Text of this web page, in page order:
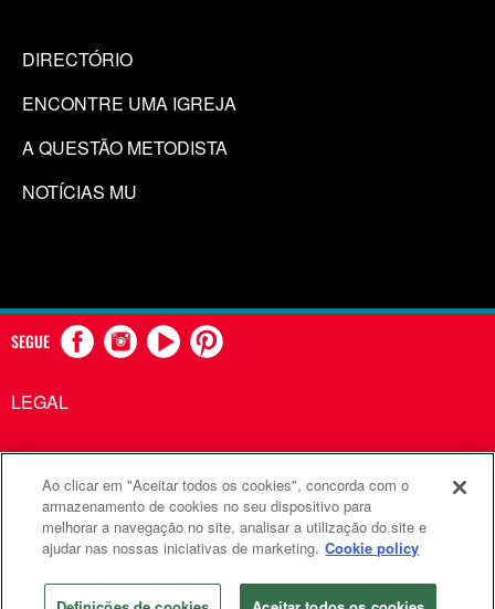
DIRECTÓRIO
ENCONTRE UMA IGREJA
A QUESTÃO METODISTA
NOTÍCIAS MU
SEGUE
LEGAL
Comunicações Metodistas Unidas é uma agência da Igreja
Metodista Unida
©2026 Comunicações Metodistas Unidas. Todos os direitos
reservados
Ao clicar em "Aceitar todos os cookies", concorda com o
armazenamento de cookies no seu dispositivo para
melhorar a navegação no site, analisar a utilização do site e
ajudar nas nossas iniciativas de marketing. Cookie policy